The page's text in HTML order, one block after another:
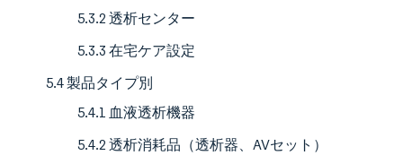
5.3.2 透析センター
5.3.3 在宅ケア設定
5.4 製品タイプ別
5.4.1 血液透析機器
5.4.2 透析消耗品（透析器、AVセット）